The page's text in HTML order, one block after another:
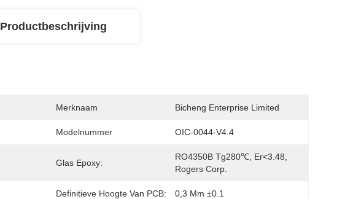
Productbeschrijving
Merknaam Bicheng Enterprise Limited
Modelnummer OIC-0044-V4.4
Glas Epoxy:
RO4350B Tg280℃, Er<3.48,
Rogers Corp.
Definitieve Hoogte Van PCB: 0,3 Mm ±0.1